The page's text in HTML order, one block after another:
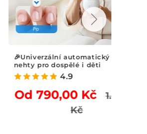
🎉Univerzální automatický pilník na
nehty pro dospělé i děti
4.9
Od 790,00 Kč Běžná
1.290,00
Výprodejová